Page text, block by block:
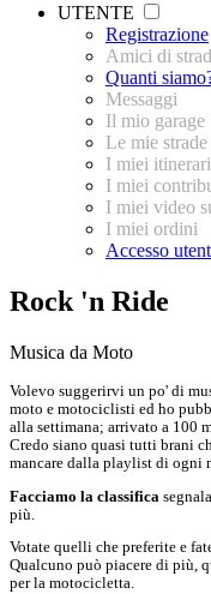
UTENTE
Registrazione
Amici di
Quanti
Messaggi
Il mio garage
Le mie strade
I miei itinerari
I miei
I miei video
I miei ordini
Accesso
Rock 'n Ride
Musica da Moto
Volevo suggerirvi un po' di
moto e motociclisti ed ho
alla settimana; arrivato a 100
Credo siano quasi tutti brani
mancare dalla playlist di ogni
Facciamo la classifica
più.
Votate quelli che preferite e
Qualcuno può piacere di più,
per la motocicletta.